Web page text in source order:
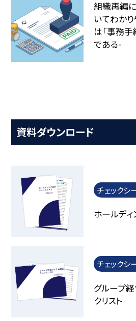
組織再編
いてわか
は「事務手
である-
資料ダウンロード
チェックシ
ホールディ
チェックシ
グループ
クリスト